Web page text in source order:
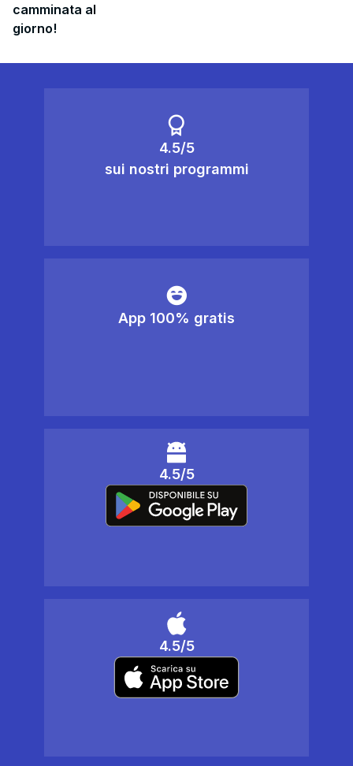
camminata al
giorno!
4.5/5
sui nostri programmi
App 100% gratis
4.5/5
4.5/5